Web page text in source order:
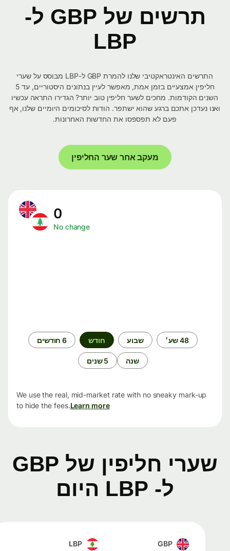
תרשים של GBP ל-
LBP
התרשים האינטראקטיבי שלנו להמרת GBP ל-LBP מבוסס על שערי
חליפין אמצעיים בזמן אמת, מאפשר לעיין בנתונים היסטוריים, עד 5
השנים הקודמות. מחכים לשער חליפין טוב יותר? הגדירו התראה עכשיו
ואנו נעדכן אתכם ברגע שהוא ישתפר. הודות לסיכומים היומיים שלנו, אף
פעם לא תפספסו את החדשות האחרונות.
מעקב אחר שער החליפין
No change
48 שע׳ שבוע חודש 6 חודשים
שנה 5 שנים
We use the real, mid-market rate with no sneaky mark-up
to hide the fees.Learn more
שערי חליפין של GBP
ל- LBP היום
GBP
LBP